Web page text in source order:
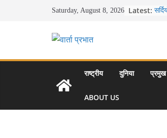
Saturday, August 8, 2026 Latest:
से
राष्ट्रीय दुनिया प्रमुख
ABOUT US